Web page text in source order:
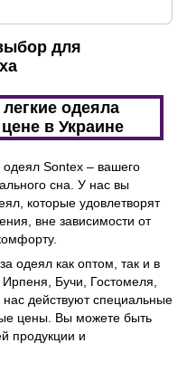
для
Sontex – вашего
сна. У нас вы
которые удовлетворят
вне зависимости от
одеял как оптом, так и в
Бучи, Гостомеля,
действуют специальные
цены. Вы можете быть
продукции и